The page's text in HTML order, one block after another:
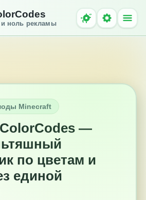
ноль рекламы
Minecraft
—
по цветам и
единой